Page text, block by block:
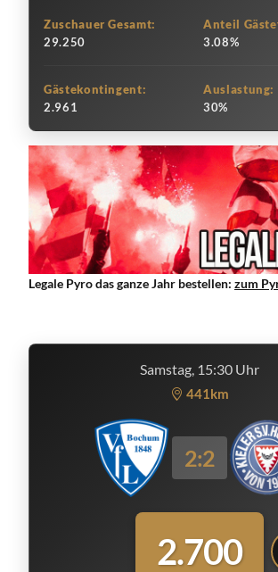
Zuschauer Gesamt:
29.250
Anteil
3.08%
Gästekontingent:
2.961
Auslastung:
30%
Legale Pyro das ganze Jahr bestellen: zum
Samstag, 15:30 Uhr
441km
2:2
2.700